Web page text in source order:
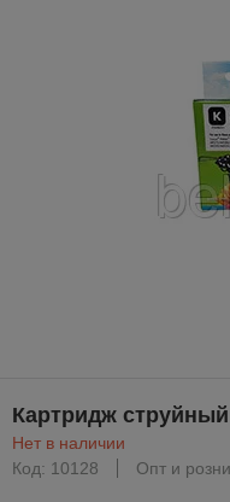
Картридж
Нет в наличии
Код: 10128
Опт и